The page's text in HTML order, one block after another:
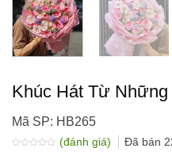
Khúc Hát Từ Những
Mã SP: HB265
(đánh giá) Đã bán